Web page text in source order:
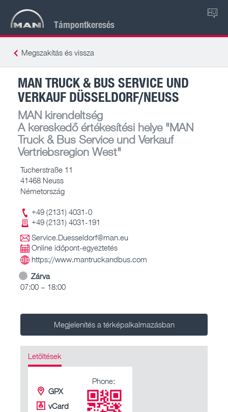
Támpontkeresés
HU
Megszakítás és vissza
MAN TRUCK & BUS SERVICE UND
VERKAUF DÜSSELDORF/NEUSS
MAN kirendeltség
A kereskedő értékesítési helye"MAN
Truck & Bus Service und Verkauf
Vertriebsregion West"
Tucherstraße 11
41468 Neuss
Németország
+49 (2131) 4031-0
+49 (2131) 4031-191
Service.Duesseldorf@man.eu
Online időpont-egyeztetés
https://www.mantruckandbus.com
Zárva
07:00 – 18:00
Megjelenítés a térképalkalmazásban
Letöltések
GPX
vCard
Phone: